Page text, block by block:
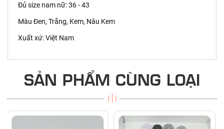
Đủ size nam nữ: 36 - 43
Màu Đen, Trắng, Kem, Nâu Kem
Xuất xứ: Việt Nam
SẢN PHẨM CÙNG LOẠI